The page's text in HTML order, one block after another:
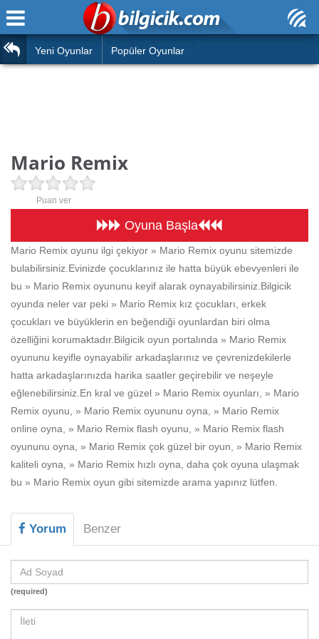
Araba
Futbol
Çocuk
Silah
Basketbol
Beceri
Komik
Macera
Mario
Spor
Ana Sayfa
Hızlı Okuma Testi
Hesaplamalar
Oyun
Eğitim Haberleri
Yeni Oyunlar Popüler Oyunlar
Mario Remix
Puan ver
Oyuna Başla
Mario Remix oyunu ilgi çekiyor » Mario Remix oyunu sitemizde
bulabilirsiniz.Evinizde çocuklarınız ile hatta büyük ebevyenleri ile
bu » Mario Remix oyununu keyif alarak oynayabilirsiniz.Bilgicik
oyunda neler var peki » Mario Remix kız çocukları, erkek
çocukları ve büyüklerin en beğendiği oyunlardan biri olma
özelliğini korumaktadır.Bilgicik oyun portalında » Mario Remix
oyununu keyifle oynayabilir arkadaşlarınız ve çevrenizdekilerle
hatta arkadaşlarınızda harika saatler geçirebilir ve neşeyle
eğlenebilirsiniz.En kral ve güzel » Mario Remix oyunları, » Mario
Remix oyunu, » Mario Remix oyununu oyna, » Mario Remix
online oyna, » Mario Remix flash oyunu, » Mario Remix flash
oyununu oyna, » Mario Remix çok güzel bir oyun, » Mario Remix
kaliteli oyna, » Mario Remix hızlı oyna, daha çok oyuna ulaşmak
bu » Mario Remix oyun gibi sitemizde arama yapınız lütfen.
Yorum Benzer
(required)